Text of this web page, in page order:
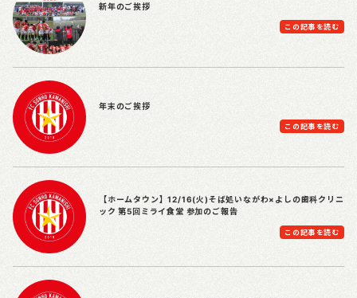
新年のご挨拶
この記事を読む
年末のご挨拶
この記事を読む
【ホームタウン】12/16(火)そば処いながわ×よしの歯科クリニ
ック 第5回ミライ食堂 参加のご報告
この記事を読む